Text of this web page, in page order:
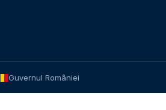
Guvernul României